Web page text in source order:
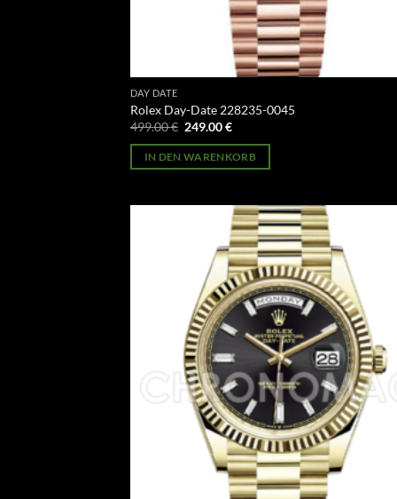
DAY DATE
Rolex Day-Date 228235-0045
499.00€ Ursprünglicher
war:
499.00 €
249.00€Aktueller
ist:
249.00 €.
IN DEN WARENKORB